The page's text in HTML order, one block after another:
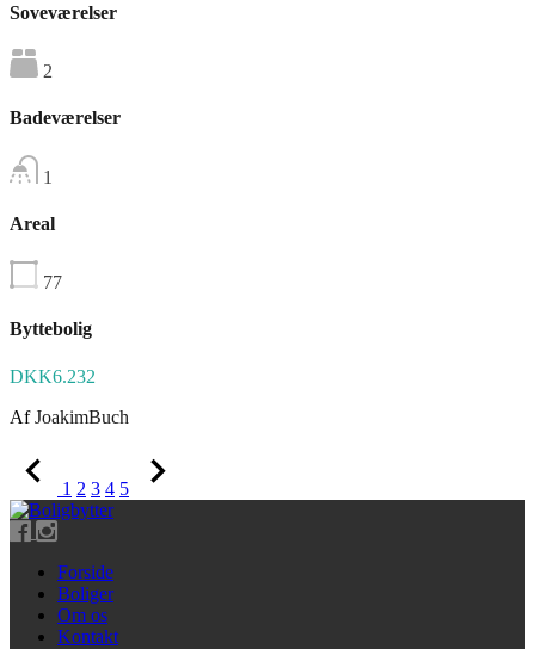
Soveværelser
2
Badeværelser
1
Areal
77
Byttebolig
DKK6.232
AfJoakimBuch
1 2 3 4 5
Forside
Boliger
Om os
Kontakt